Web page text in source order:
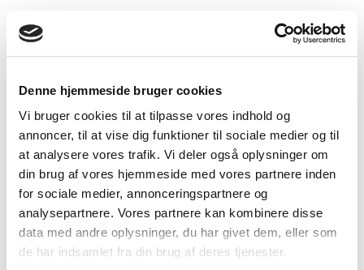
Denne hjemmeside bruger cookies
Vi bruger cookies til at tilpasse vores indhold og
annoncer, til at vise dig funktioner til sociale medier og til
at analysere vores trafik. Vi deler også oplysninger om
din brug af vores hjemmeside med vores partnere inden
for sociale medier, annonceringspartnere og
analysepartnere. Vores partnere kan kombinere disse
data med andre oplysninger, du har givet dem, eller som
de har indsamlet fra din brug af deres tjenester.
10
»I årevis er landets bedste kvindelige
fodboldspillere blevet budt elendige baner. Det
har naturligt skabt en præference for
kunstgræsbaner, som i det mindste har en plan
spilleoverflade. Med tiden er spillernes forhold
blevet forbedret – herunder banerne. Men
tilfredsheden med kunstgræsset er som minimum
på niveau med de gode hybridbaner.«